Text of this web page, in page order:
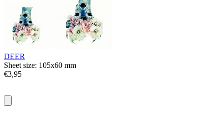
DEER
Sheet size: 105x60 mm
€3,95